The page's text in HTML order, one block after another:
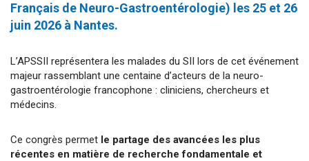
Français de Neuro-Gastroentérologie) les 25 et 26
juin 2026 à Nantes.
L’APSSII représentera les malades du SII lors de cet événement
majeur rassemblant une centaine d’acteurs de la neuro-
gastroentérologie francophone : cliniciens, chercheurs et
médecins.
Ce congrès permet le partage des avancées les plus
récentes en matière de recherche fondamentale et